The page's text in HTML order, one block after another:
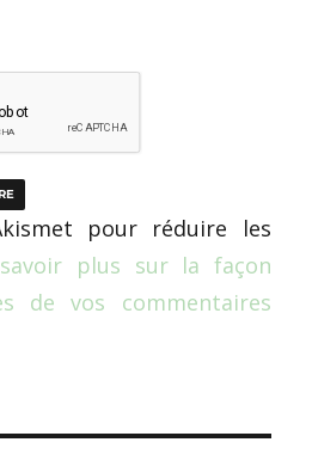
pour réduire les
plus sur la façon
de vos commentaires